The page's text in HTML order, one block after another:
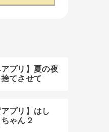
アプリ】夏の夜
てさせて
アプリ】はし
ゃん２